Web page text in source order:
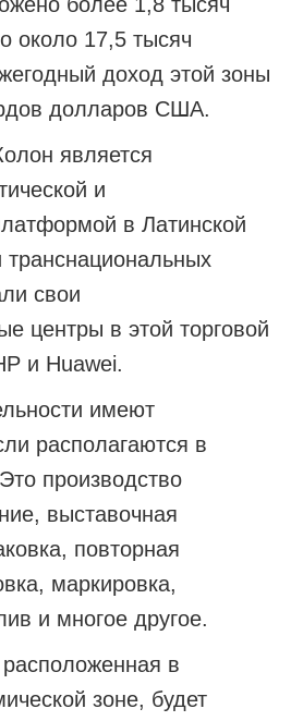
около 17,5 тысяч
доход этой зоны
долларов США.
является
и
в Латинской
свои
центры в этой торговой
и Huawei.
имеют
располагаются в
производство
выставочная
повторная
маркировка,
и многое другое.
в
зоне, будет